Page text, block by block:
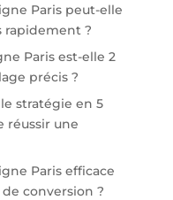
Paris peut-elle
rapidement ?
Paris est-elle 2
précis ?
stratégie en 5
réussir une
Paris efficace
conversion ?